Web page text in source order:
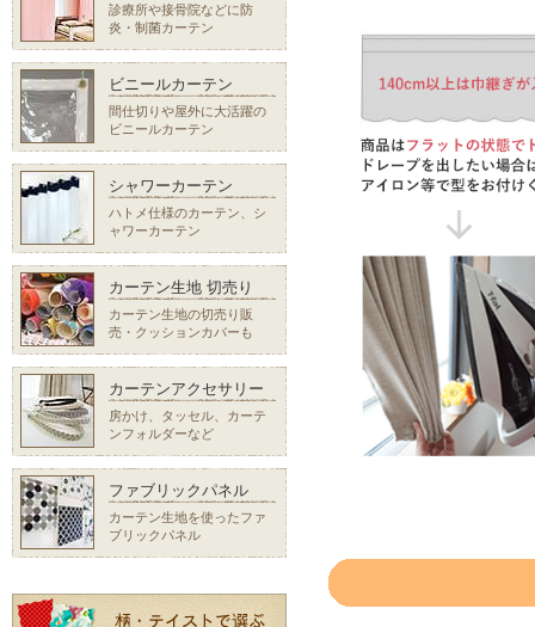
診療所や接骨院などに防
炎・制菌カーテン
ビニールカーテン
間仕切りや屋外に大活躍の
ビニールカーテン
シャワーカーテン
ハトメ仕様のカーテン、シ
ャワーカーテン
カーテン生地 切売り
カーテン生地の切売り販
売・クッションカバーも
カーテンアクセサリー
房かけ、タッセル、カーテ
ンフォルダーなど
ファブリックパネル
カーテン生地を使ったファ
ブリックパネル